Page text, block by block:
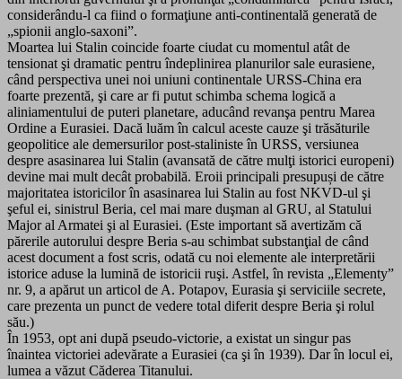
considerându-l ca fiind o formaţiune anti-continentală generată de
„spionii anglo-saxoni”.
Moartea lui Stalin coincide foarte ciudat cu momentul atât de
tensionat şi dramatic pentru îndeplinirea planurilor sale eurasiene,
când perspectiva unei noi uniuni continentale URSS-China era
foarte prezentă, şi care ar fi putut schimba schema logică a
aliniamentului de puteri planetare, aducând revanşa pentru Marea
Ordine a Eurasiei. Dacă luăm în calcul aceste cauze şi trăsăturile
geopolitice ale demersurilor post-staliniste în URSS, versiunea
despre asasinarea lui Stalin (avansată de către mulţi istorici europeni)
devine mai mult decât probabilă. Eroii principali presupuși de către
majoritatea istoricilor în asasinarea lui Stalin au fost NKVD-ul şi
şeful ei, sinistrul Beria, cel mai mare duşman al GRU, al Statului
Major al Armatei şi al Eurasiei. (Este important să avertizăm că
părerile autorului despre Beria s-au schimbat substanţial de când
acest document a fost scris, odată cu noi elemente ale interpretării
istorice aduse la lumină de istoricii ruşi. Astfel, în revista „Elementy”
nr. 9, a apărut un articol de A. Potapov, Eurasia şi serviciile secrete,
care prezenta un punct de vedere total diferit despre Beria şi rolul
său.)
În 1953, opt ani după pseudo-victorie, a existat un singur pas
înaintea victoriei adevărate a Eurasiei (ca şi în 1939). Dar în locul ei,
lumea a văzut Căderea Titanului.